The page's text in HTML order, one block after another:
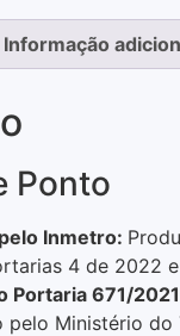
Informação
Ponto
Inmetro:
4 de 2022
Portaria 671/
pelo Ministério do